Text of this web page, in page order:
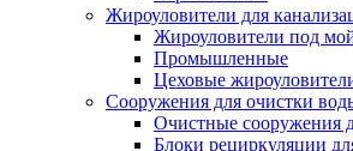
Жироуловители для
Жироуловители под
Промышленные
Цеховые
Сооружения для очистки
Очистные сооружения
Блоки рециркуляции